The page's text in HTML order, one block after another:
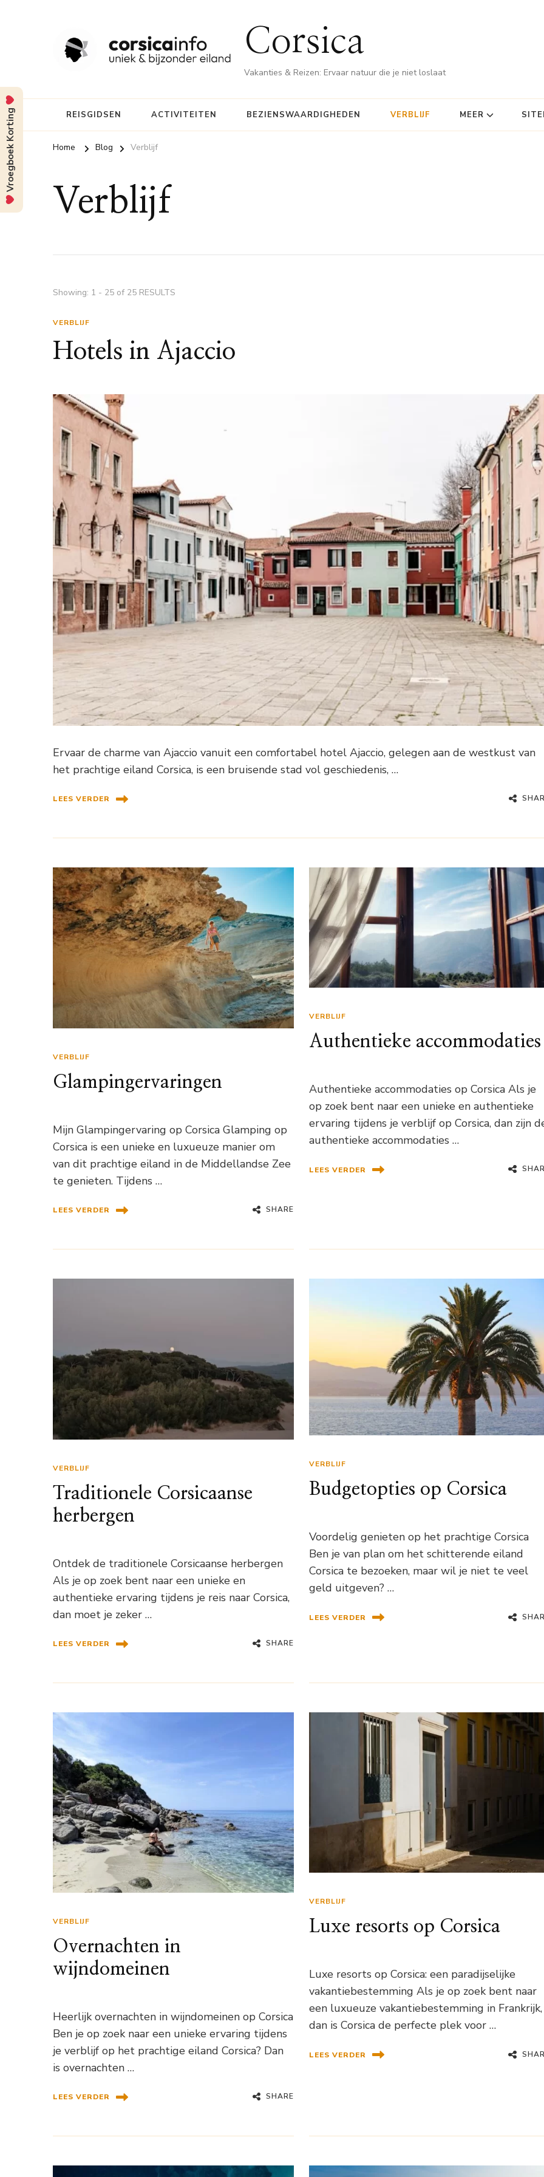
Corsica
Vakanties & Reizen: Ervaar natuur die je niet loslaat
REISGIDSEN ACTIVITEITEN BEZIENSWAARDIGHEDEN VERBLIJF MEER
Home Blog Verblijf
Verblijf
Showing: 1 - 25 of 25 RESULTS
VERBLIJF
Hotels in Ajaccio
Ervaar de charme van Ajaccio vanuit een comfortabel hotel Ajaccio, gelegen aan de westkust van
het prachtige eiland Corsica, is een bruisende stad vol geschiedenis, …
LEES VERDER
VERBLIJF
Glampingervaringen
Mijn Glampingervaring op Corsica Glamping op
Corsica is een unieke en luxueuze manier om
van dit prachtige eiland in de Middellandse Zee
te genieten. Tijdens …
LEES VERDER SHARE
VERBLIJF
Authentieke accommodaties
Authentieke accommodaties op Corsica Als je
op zoek bent naar een unieke en authentieke
ervaring tijdens je verblijf op Corsica, dan zijn
authentieke accommodaties …
LEES VERDER
VERBLIJF
Traditionele Corsicaanse
herbergen
Ontdek de traditionele Corsicaanse herbergen
Als je op zoek bent naar een unieke en
authentieke ervaring tijdens je reis naar Corsica,
dan moet je zeker …
LEES VERDER SHARE
VERBLIJF
Budgetopties op Corsica
Voordelig genieten op het prachtige Corsica
Ben je van plan om het schitterende eiland
Corsica te bezoeken, maar wil je niet te veel
geld uitgeven? …
LEES VERDER
VERBLIJF
Overnachten in
wijndomeinen
Heerlijk overnachten in wijndomeinen op Corsica
Ben je op zoek naar een unieke ervaring tijdens
je verblijf op het prachtige eiland Corsica? Dan
is overnachten …
LEES VERDER SHARE
VERBLIJF
Luxe resorts op Corsica
Luxe resorts op Corsica: een paradijselijke
vakantiebestemming Als je op zoek bent naar
een luxueuze vakantiebestemming in Frankrijk,
dan is Corsica de perfecte plek voor …
LEES VERDER
Vroegboek Korting